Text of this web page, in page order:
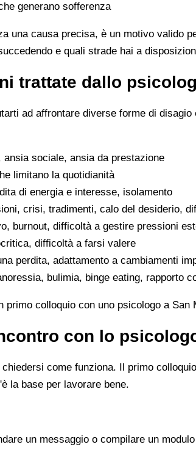
generano sofferenza
una causa precisa, è un motivo valido
e quali strade hai a
trattate dallo
ad affrontare diverse forme di
sociale, ansia da prestazione
limitano la quotidianità
di energia e interesse, isolamento
crisi, tradimenti, calo del desiderio,
burnout, difficoltà a gestire pressioni
difficoltà a farsi valere
perdita, adattamento a cambiamenti
bulimia, binge eating, rapporto
colloquio con uno psicologo a
con lo
come funziona. Il primo
la base per lavorare bene.
un messaggio o compilare un